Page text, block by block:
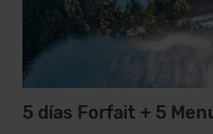
5 días Forfait + 5